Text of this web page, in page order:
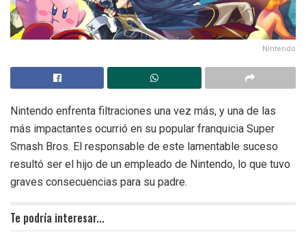
Nintendo
Nintendo enfrenta filtraciones una vez más, y una de las
más impactantes ocurrió en su popular franquicia Super
Smash Bros. El responsable de este lamentable suceso
resultó ser el hijo de un empleado de Nintendo, lo que tuvo
graves consecuencias para su padre.
Te podría interesar...